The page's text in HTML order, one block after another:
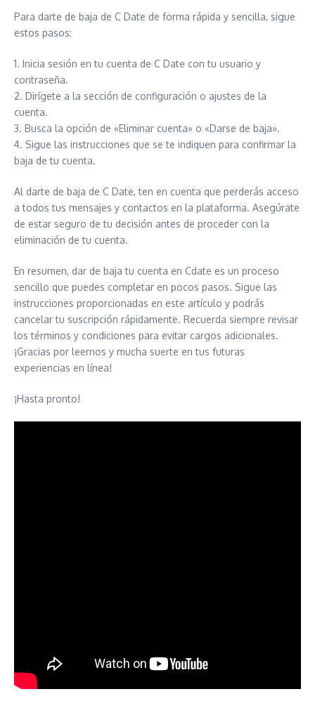
Para darte de baja de C Date de forma rápida y sencilla, sigue
estos pasos:
1. Inicia sesión en tu cuenta de C Date con tu usuario y
contraseña.
2. Dirígete a la sección de configuración o ajustes de la
cuenta.
3. Busca la opción de «Eliminar cuenta» o «Darse de baja».
4. Sigue las instrucciones que se te indiquen para confirmar la
baja de tu cuenta.
Al darte de baja de C Date, ten en cuenta que perderás acceso
a todos tus mensajes y contactos en la plataforma. Asegúrate
de estar seguro de tu decisión antes de proceder con la
eliminación de tu cuenta.
En resumen, dar de baja tu cuenta en Cdate es un proceso
sencillo que puedes completar en pocos pasos. Sigue las
instrucciones proporcionadas en este artículo y podrás
cancelar tu suscripción rápidamente. Recuerda siempre revisar
los términos y condiciones para evitar cargos adicionales.
¡Gracias por leernos y mucha suerte en tus futuras
experiencias en línea!
¡Hasta pronto!